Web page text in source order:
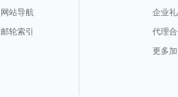
网站导航
邮轮索引
企业
代理
更多